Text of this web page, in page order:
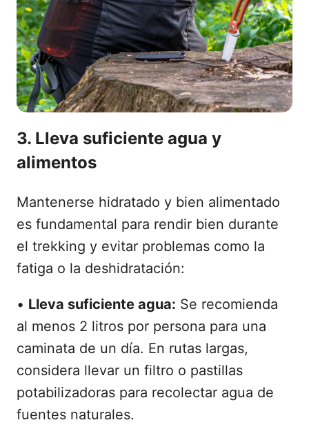
3. Lleva suficiente agua y
alimentos
Mantenerse hidratado y bien alimentado
es fundamental para rendir bien durante
el trekking y evitar problemas como la
fatiga o la deshidratación:
• Lleva suficiente agua: Se recomienda
al menos 2 litros por persona para una
caminata de un día. En rutas largas,
considera llevar un filtro o pastillas
potabilizadoras para recolectar agua de
fuentes naturales.